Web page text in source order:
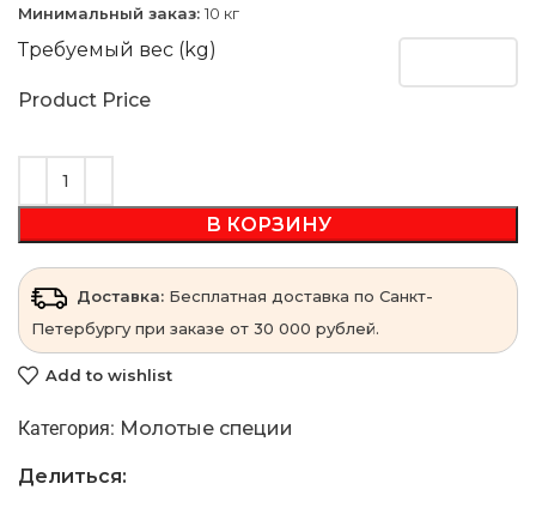
Минимальный заказ: 10 кг
Требуемый вес (kg)
Product Price
В КОРЗИНУ
Доставка: Бесплатная доставка по Санкт-
Петербургу при заказе от 30 000 рублей.
Add to wishlist
Категория: Молотые специи
Делиться: